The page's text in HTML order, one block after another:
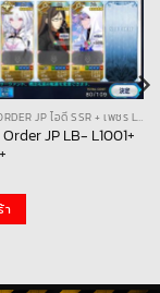
FATE GRAND ORDER JP ไอดี SSR + เพชร LB
JP LB- L1001+
า